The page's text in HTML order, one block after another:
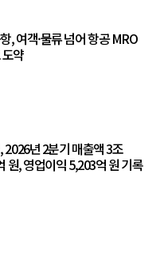
, 여객·물류 넘어 항공 MRO
약
2026년 2분기 매출액 3조
원, 영업이익 5,203억 원 기록